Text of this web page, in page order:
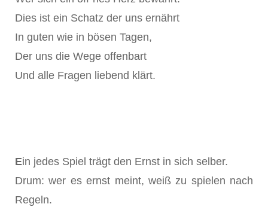
Dies ist ein Schatz der uns ernährt
In guten wie in bösen Tagen,
Der uns die Wege offenbart
Und alle Fragen liebend klärt.
Ein jedes Spiel trägt den Ernst in sich selber.
Drum: wer es ernst meint, weiß zu spielen nach
Regeln.